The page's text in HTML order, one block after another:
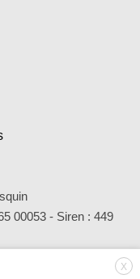
00053 - Siren : 449
X